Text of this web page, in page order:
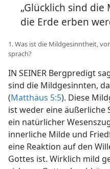
„Glücklich sind
die Erde erben
1. Was ist die Mildgesinntheit,
sprach?
IN SEINER Bergpredigt
sind die Mildgesinnten,
(Matthäus 5:5). Diese
ist weder eine äußerliche
ein natürlicher
innerliche Milde und
eine Reaktion auf den
Gottes ist. Wirklich mild